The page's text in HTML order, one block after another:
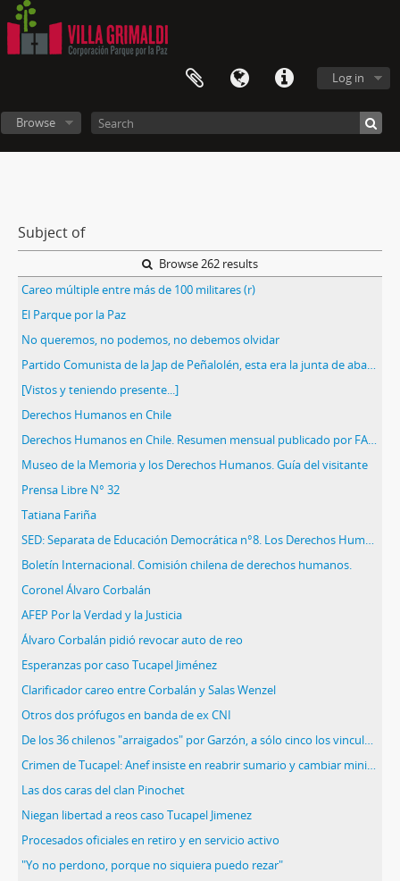
Log in
Browse
Subject of
Browse 262 results
Careo múltiple entre más de 100 militares (r)
El Parque por la Paz
No queremos, no podemos, no debemos olvidar
Partido Comunista de la Jap de Peñalolén, esta era la junta de abastecimientos y precios
[Vistos y teniendo presente...]
Derechos Humanos en Chile
Derechos Humanos en Chile. Resumen mensual publicado por FASIC. Noviembre 1995
Museo de la Memoria y los Derechos Humanos. Guía del visitante
Prensa Libre N° 32
Tatiana Fariña
SED: Separata de Educación Democrática n°8. Los Derechos Humanos y el nuevo sistema político democrático.
Boletín Internacional. Comisión chilena de derechos humanos.
Coronel Álvaro Corbalán
AFEP Por la Verdad y la Justicia
Álvaro Corbalán pidió revocar auto de reo
Esperanzas por caso Tucapel Jiménez
Clarificador careo entre Corbalán y Salas Wenzel
Otros dos prófugos en banda de ex CNI
De los 36 chilenos "arraigados" por Garzón, a sólo cinco los vincula a casos concretos
Crimen de Tucapel: Anef insiste en reabrir sumario y cambiar ministro
Las dos caras del clan Pinochet
Niegan libertad a reos caso Tucapel Jimenez
Procesados oficiales en retiro y en servicio activo
"Yo no perdono, porque no siquiera puedo rezar"